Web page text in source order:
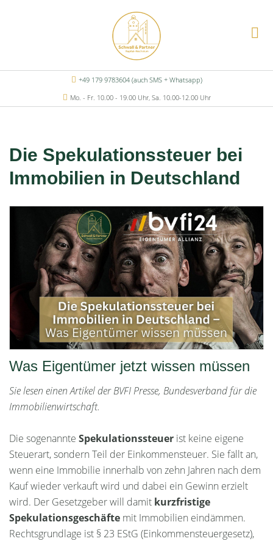
+49 179 9783604 (auch SMS + Whatsapp)
Mo. - Fr. 10.00 - 19.00 Uhr, Sa. 10.00-12.00 Uhr
Die Spekulationssteuer bei
Immobilien in Deutschland
Was Eigentümer jetzt wissen müssen
Sie lesen einen Artikel der BVFI Presse, Bundesverband für die
Immobilienwirtschaft.
Die sogenannte Spekulationssteuer ist keine eigene
Steuerart, sondern Teil der Einkommensteuer. Sie fällt an,
wenn eine Immobilie innerhalb von zehn Jahren nach dem
Kauf wieder verkauft wird und dabei ein Gewinn erzielt
wird. Der Gesetzgeber will damit kurzfristige
Spekulationsgeschäfte mit Immobilien eindämmen.
Rechtsgrundlage ist § 23 EStG (Einkommensteuergesetz),